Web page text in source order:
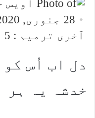
28 جنوری, 2020
آخری ترمیم : 5 مارچ, 2020
دل اب اُس
خدشہ یہ ہر